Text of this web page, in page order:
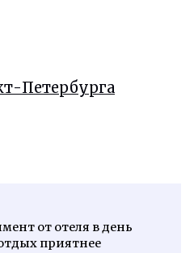
Петербурга
от отеля в день
приятнее